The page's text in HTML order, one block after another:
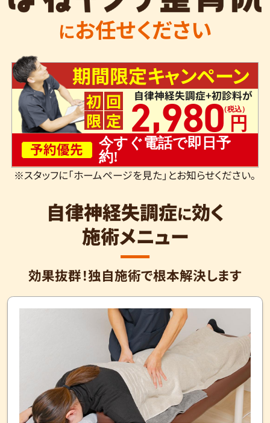
にお任せください
期間限定キャンペーン
初 回
限 定
自律神経失調症+初診料が
2,980
予約優先
今すぐ電話で即日予
約!
※スタッフに「ホームページを見た」とお知らせください。
自律神経失調症に効く
施術メニュー
効果抜群！独自施術で根本解決します